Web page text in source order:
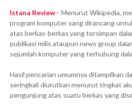
Istana Review - Menurut Wikipedia,
program komputer yang dirancang
atas berkas-berkas yang tersimpan
publikasi milis ataupun news group
sejumlah komputer yang terhubung
Hasil pencarian umumnya ditampilkan
seringkali diurutkan menurut tingkat
pengunjung atas suatu berkas yang